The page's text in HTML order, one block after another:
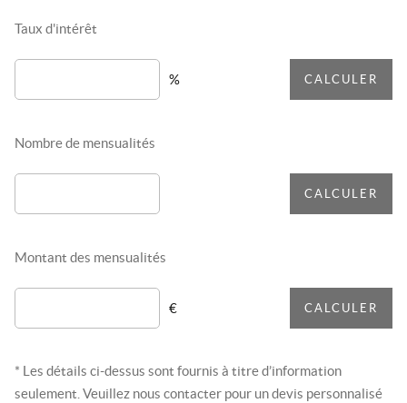
Taux d'intérêt
% CALCULER
Nombre de mensualités
CALCULER
Montant des mensualités
€ CALCULER
* Les détails ci-dessus sont fournis à titre d’information
seulement. Veuillez nous contacter pour un devis personnalisé